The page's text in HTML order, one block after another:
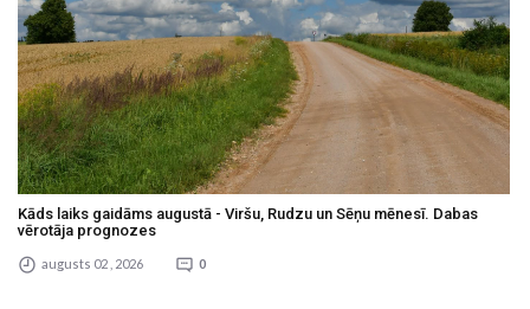
Kāds laiks gaidāms augustā - Viršu, Rudzu un Sēņu mēnesī. Dabas
vērotāja prognozes
augusts 02 , 2026 0